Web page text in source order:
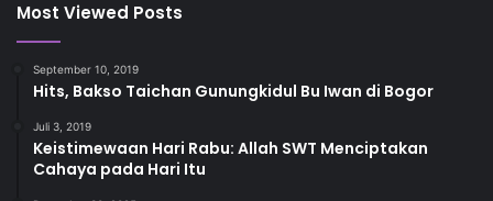
Most Viewed Posts
September 10, 2019
Hits, Bakso Taichan Gunungkidul Bu Iwan di Bogor
Juli 3, 2019
Keistimewaan Hari Rabu: Allah SWT Menciptakan
Cahaya pada Hari Itu